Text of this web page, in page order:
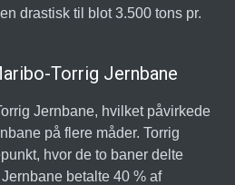
drastisk til blot 3.500 tons pr.
Torrig Jernbane
Jernbane, hvilket påvirkede
på flere måder. Torrig
hvor de to baner delte
betalte 40 % af